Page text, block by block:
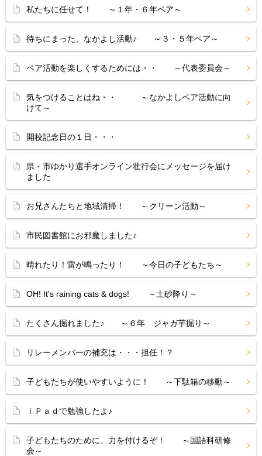
私たちに任せて！ ～１年・６年ペア～
待ちにまった、なかよし活動♪ ～３・５年ペア～
ペア活動を楽しくするためには・・ ～代表委員会～
気をつけることはね・・ ～なかよしペア活動に向
けて～
開校記念日の１日・・・
県・市ゆかり選手オンライン壮行会にメッセージを届け
ました
お兄さんたちと地域清掃！ ～クリーン活動～
市民図書館にお邪魔しました♪
晴れたり！雷が鳴ったり！ ～今日の子どもたち～
OH! It's raining cats & dogs! ～土砂降り～
たくさん掘れました♪ ～６年 ジャガ芋掘り～
リレーメンバーの補充は・・・担任！？
子どもたちが使いやすいように！ ～下駄箱の移動～
ｉＰａｄで勉強したよ♪
子どもたちのために、力を付けるぞ！ ～国語科研修
会～